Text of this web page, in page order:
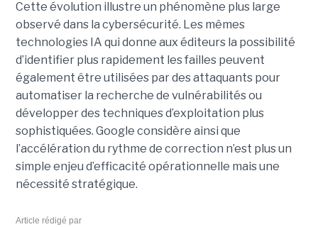
Cette évolution illustre un phénomène plus large
observé dans la cybersécurité. Les mêmes
technologies IA qui donne aux éditeurs la possibilité
d’identifier plus rapidement les failles peuvent
également être utilisées par des attaquants pour
automatiser la recherche de vulnérabilités ou
développer des techniques d’exploitation plus
sophistiquées. Google considère ainsi que
l’accélération du rythme de correction n’est plus un
simple enjeu d’efficacité opérationnelle mais une
nécessité stratégique.
Article rédigé par